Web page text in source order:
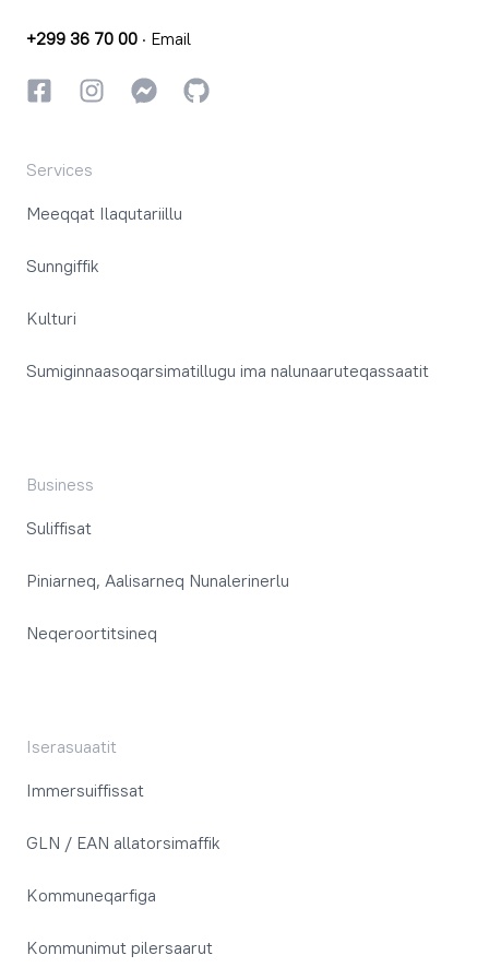
+299 36 70 00 · Email
FacebookkiInstagrammiInstagrammi
GitHub
Services
Meeqqat Ilaqutariillu
Sunngiffik
Kulturi
Sumiginnaasoqarsimatillugu ima nalunaaruteqassaatit
Business
Suliffisat
Piniarneq, Aalisarneq Nunalerinerlu
Neqeroortitsineq
Iserasuaatit
Immersuiffissat
GLN / EAN allatorsimaffik
Kommuneqarfiga
Kommunimut pilersaarut